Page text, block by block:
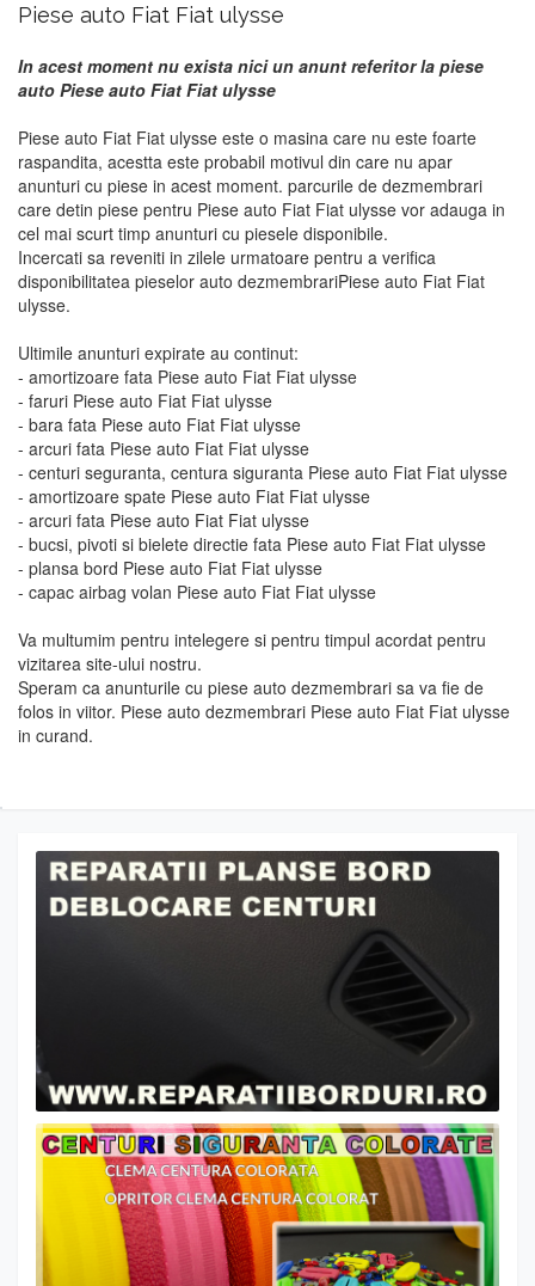
Piese auto Fiat Fiat ulysse
In acest moment nu exista nici un anunt referitor la piese
auto Piese auto Fiat Fiat ulysse
Piese auto Fiat Fiat ulysse este o masina care nu este foarte
raspandita, acestta este probabil motivul din care nu apar
anunturi cu piese in acest moment. parcurile de dezmembrari
care detin piese pentru Piese auto Fiat Fiat ulysse vor adauga in
cel mai scurt timp anunturi cu piesele disponibile.
Incercati sa reveniti in zilele urmatoare pentru a verifica
disponibilitatea pieselor auto dezmembrariPiese auto Fiat Fiat
ulysse.
Ultimile anunturi expirate au continut:
- amortizoare fata Piese auto Fiat Fiat ulysse
- faruri Piese auto Fiat Fiat ulysse
- bara fata Piese auto Fiat Fiat ulysse
- arcuri fata Piese auto Fiat Fiat ulysse
- centuri seguranta, centura siguranta Piese auto Fiat Fiat ulysse
- amortizoare spate Piese auto Fiat Fiat ulysse
- arcuri fata Piese auto Fiat Fiat ulysse
- bucsi, pivoti si bielete directie fata Piese auto Fiat Fiat ulysse
- plansa bord Piese auto Fiat Fiat ulysse
- capac airbag volan Piese auto Fiat Fiat ulysse
Va multumim pentru intelegere si pentru timpul acordat pentru
vizitarea site-ului nostru.
Speram ca anunturile cu piese auto dezmembrari sa va fie de
folos in viitor. Piese auto dezmembrari Piese auto Fiat Fiat ulysse
in curand.